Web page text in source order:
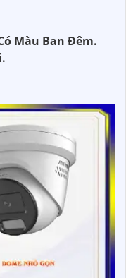
Màu Ban Đêm.